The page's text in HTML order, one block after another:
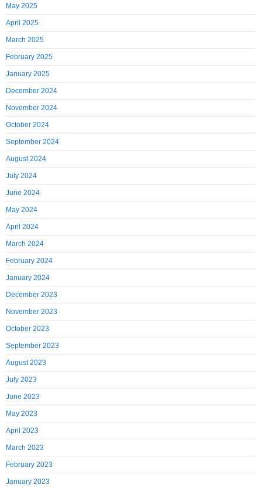
May 2025
April 2025
March 2025
February 2025
January 2025
December 2024
November 2024
October 2024
September 2024
August 2024
July 2024
June 2024
May 2024
April 2024
March 2024
February 2024
January 2024
December 2023
November 2023
October 2023
September 2023
August 2023
July 2023
June 2023
May 2023
April 2023
March 2023
February 2023
January 2023